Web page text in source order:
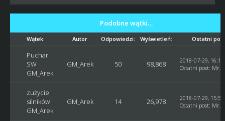
Podobne wątki…
Wątek: Autor Odpowiedzi: Wyświetleń: Ostatni
Puchar
SW
GM_Arek
GM_Arek 50 98,868
2018-07-29,
Ostatni post: Mr.
zużycie
silników
GM_Arek
GM_Arek 14 26,978
2018-07-29,
Ostatni post: Mr.